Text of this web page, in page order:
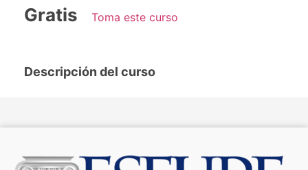
Gratis Toma este curso
Descripción del curso